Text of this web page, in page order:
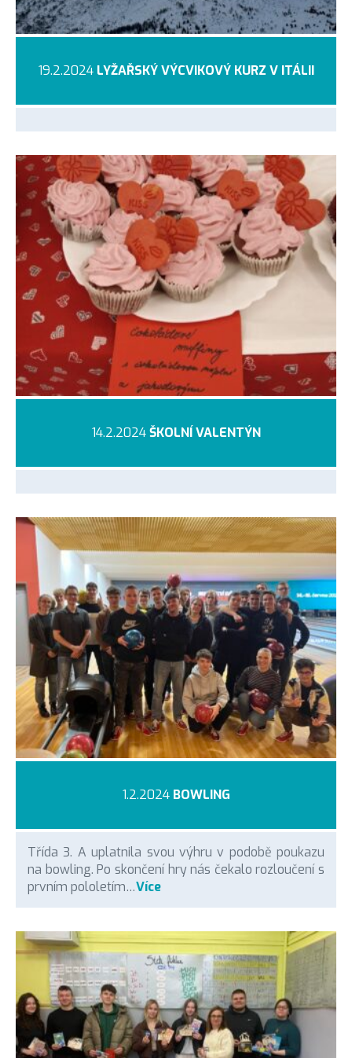
19.2.2024 LYŽAŘSKÝ VÝCVIKOVÝ KURZ V ITÁLII
14.2.2024ŠKOLNÍ VALENTÝN
1.2.2024 BOWLING
Třída 3. A uplatnila svou výhru v podobě poukazu
na bowling. Po skončení hry nás čekalo rozloučení s
prvním pololetím…Více